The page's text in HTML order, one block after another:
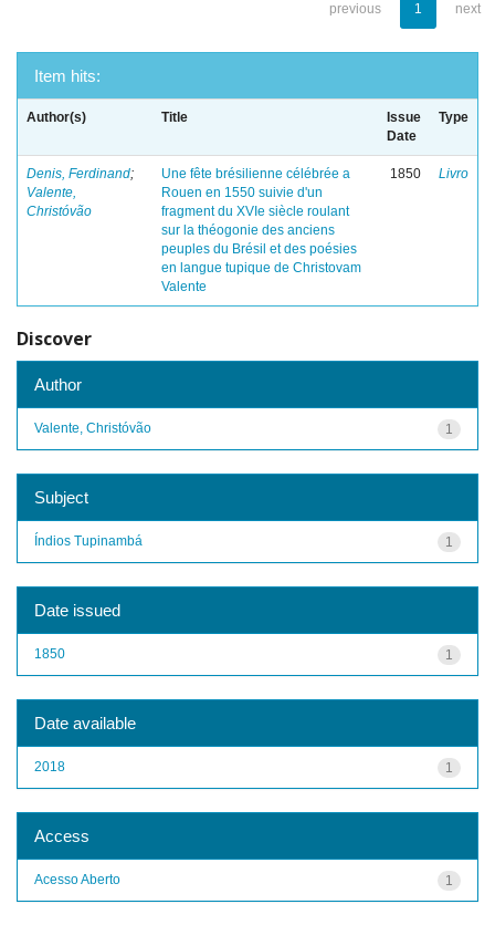
previous 1 next
Item hits:
Author(s) Title
Issue
Date
Type
Denis, Ferdinand;
Valente,
Christóvão
Une fête brésilienne célébrée a
Rouen en 1550 suivie d'un
fragment du XVIe siècle roulant
sur la théogonie des anciens
peuples du Brésil et des poésies
en langue tupique de Christovam
Valente
1850 Livro
Discover
Author
1
Valente, Christóvão
Subject
1
Índios Tupinambá
Date issued
1
1850
Date available
1
2018
Access
1
Acesso Aberto